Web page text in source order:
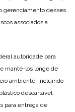
gerenciamento desses
associados à
autoridade para
mantê-los longe de
ambiente, incluindo
descartável,
para entrega de